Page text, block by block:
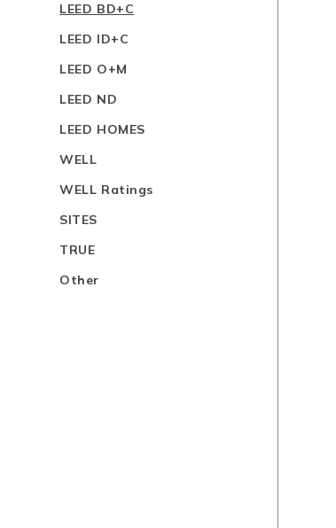
LEED BD+C
LEED ID+C
LEED O+M
LEED ND
LEED HOMES
WELL
WELL Ratings
SITES
TRUE
Other